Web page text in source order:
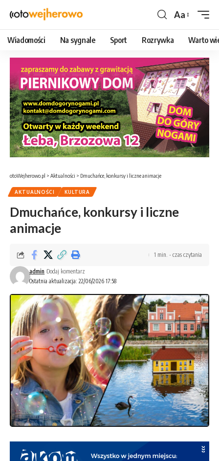
Czcionka
Aa
Wiadomości Na sygnale Sport Rozrywka Warto
otoWejherowo.pl > Aktualności > Dmuchańce, konkursy i liczne animacje
AKTUALNOŚCI KULTURA
Dmuchańce, konkursy i liczne
animacje
Ostatnia aktualizacja: 22/06/2026 17:58
admin Dodaj komentarz
1 min. - czas czytania